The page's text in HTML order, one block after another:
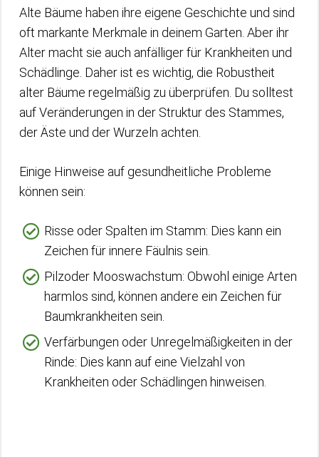
Alte Bäume haben ihre eigene Geschichte und sind
oft markante Merkmale in deinem Garten. Aber ihr
Alter macht sie auch anfälliger für Krankheiten und
Schädlinge. Daher ist es wichtig, die Robustheit
alter Bäume regelmäßig zu überprüfen. Du solltest
auf Veränderungen in der Struktur des Stammes,
der Äste und der Wurzeln achten.
Einige Hinweise auf gesundheitliche Probleme
können sein:
Risse oder Spalten im Stamm: Dies kann ein
Zeichen für innere Fäulnis sein.
Pilzoder Mooswachstum: Obwohl einige Arten
harmlos sind, können andere ein Zeichen für
Baumkrankheiten sein.
Verfärbungen oder Unregelmäßigkeiten in der
Rinde: Dies kann auf eine Vielzahl von
Krankheiten oder Schädlingen hinweisen.